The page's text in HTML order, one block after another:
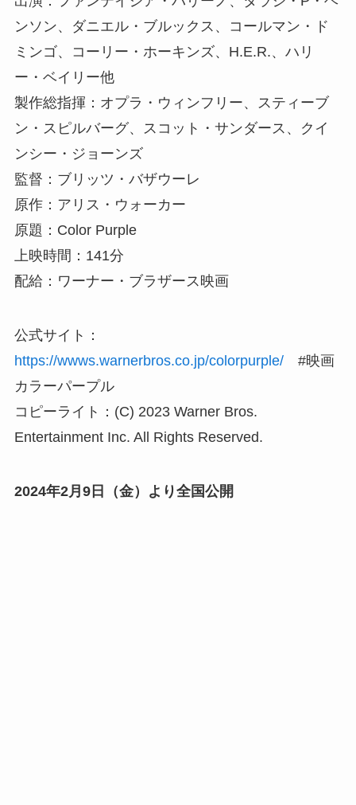
ンソン、ダニエル・ブルックス、コールマン・ド
ミンゴ、コーリー・ホーキンズ、H.E.R.、ハリ
ー・ベイリー他
製作総指揮：オプラ・ウィンフリー、スティーブ
ン・スピルバーグ、スコット・サンダース、クイ
ンシー・ジョーンズ
監督：ブリッツ・バザウーレ
原作：アリス・ウォーカー
原題：Color Purple
上映時間：141分
配給：ワーナー・ブラザース映画
公式サイト：
https://wwws.warnerbros.co.jp/colorpurple/#映画
カラーパープル
コピーライト：(C) 2023 Warner Bros.
Entertainment Inc. All Rights Reserved.
2024年2月9日（金）より全国公開